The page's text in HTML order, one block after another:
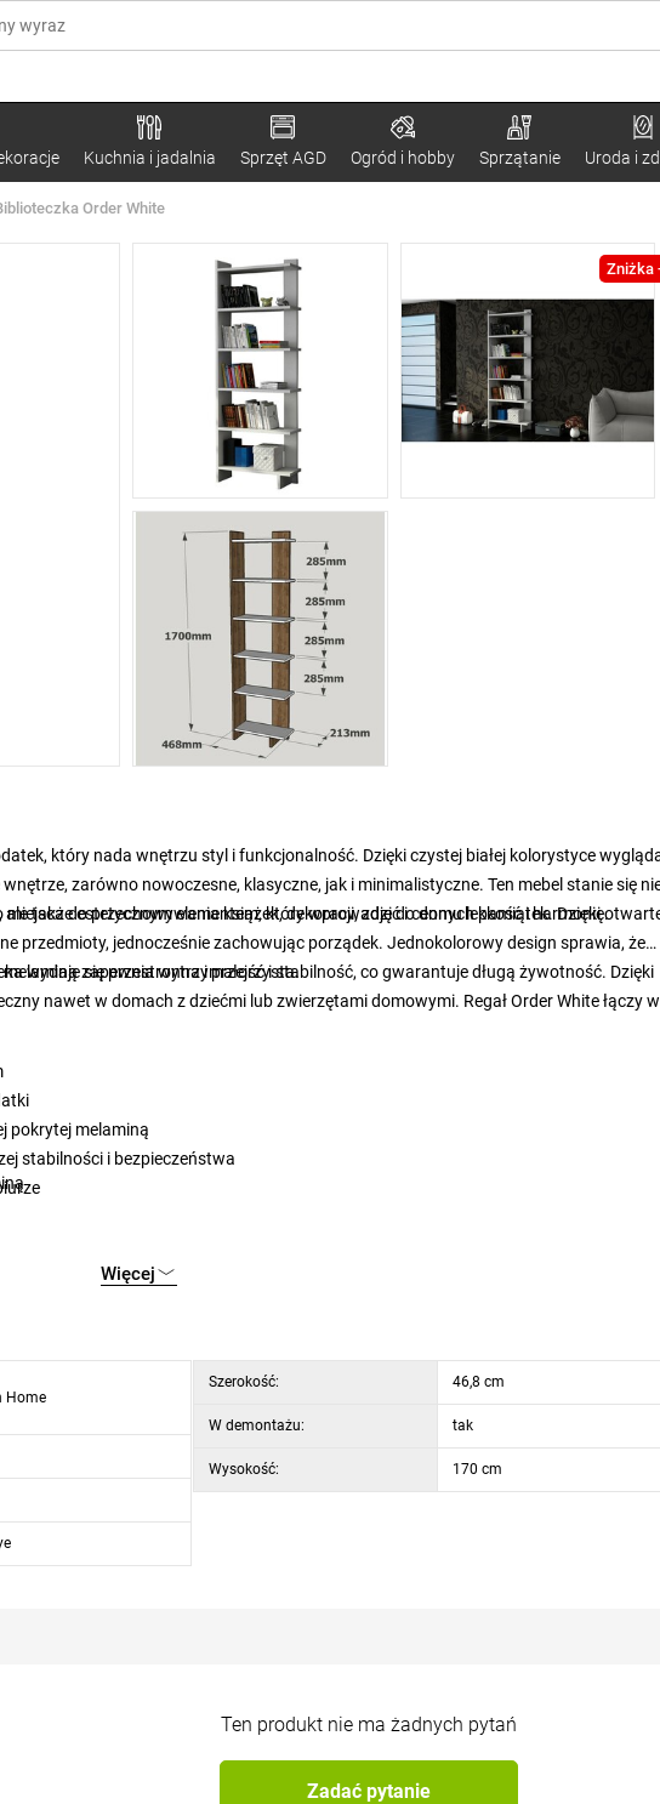
Kuchnia i jadalnia Sprzęt AGD Ogród i hobby Sprzątanie Uroda i
Order White
Zniżka
który nada wnętrzu styl i funkcjonalność. Dzięki czystej białej kolorystyce
zarówno nowoczesne, klasyczne, jak i minimalistyczne. Ten mebel stanie się
także estetycznym elementem, który wprowadzi do domu lekkość i harmonię.
do przechowywania książek, dekoracji, zdjęć i cennych pamiątek. Dzięki
przedmioty, jednocześnie zachowując porządek. Jednokolorowy design sprawia, że
wydaje się przestronna i przejrzysta.
zapewnia wytrzymałość i stabilność, co gwarantuje długą żywotność. Dzięki
nawet w domach z dziećmi lub zwierzętami domowymi. Regał Order White łączy w
pokrytej melaminą
stabilności i bezpieczeństwa
Więcej
Home
Szerokość: 46,8 cm
W demontażu: tak
Wysokość: 170 cm
Ten produkt nie ma żadnych pytań
Zadać pytanie